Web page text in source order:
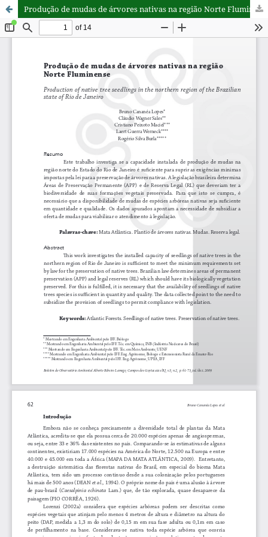
Produção de mudas de árvores nativas na região Norte Fluminense